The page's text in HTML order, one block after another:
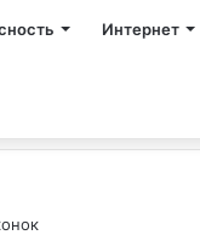
Интернет